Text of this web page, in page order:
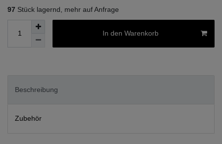
97 Stück lagernd, mehr auf Anfrage
In den Warenkorb
Beschreibung
Zubehör